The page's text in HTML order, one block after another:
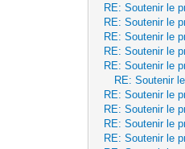
RE: Soutenir le
RE: Soutenir le
RE: Soutenir le
RE: Soutenir le
RE: Soutenir le
RE: Soutenir
RE: Soutenir le
RE: Soutenir le
RE: Soutenir le
RE: Soutenir le